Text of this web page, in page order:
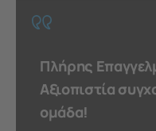
Πλήρης
Αξιοπιστία
ομάδα!